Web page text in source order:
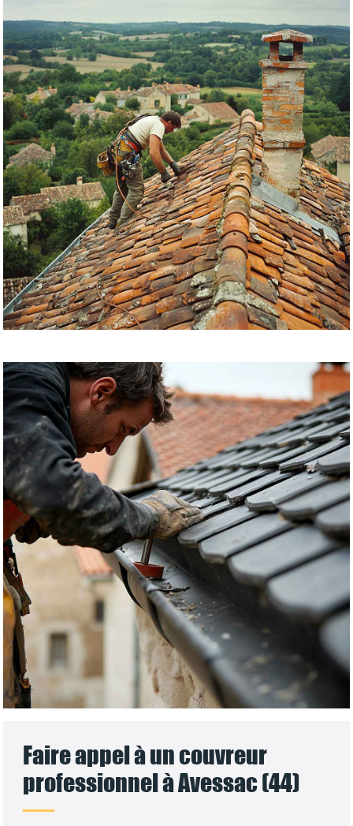
Faire appel à un couvreur
professionnel à Avessac (44)